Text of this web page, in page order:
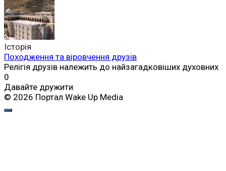
Історія
Походження та віровчення друзів
Релігія друзів належить до найзагадковіших духовних
0
Давайте дружити
© 2026 Портал Wake Up Media